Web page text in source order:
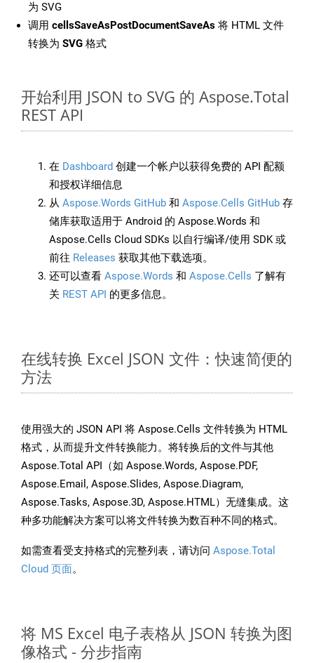
为 SVG
调用 cellsSaveAsPostDocumentSaveAs 将 HTML 文件
转换为 SVG 格式
开始利用 JSON to SVG 的 Aspose.Total
REST API
在 Dashboard 创建一个帐户以获得免费的 API 配额
和授权详细信息
从 Aspose.Words GitHub 和 Aspose.Cells GitHub 存
储库获取适用于 Android 的 Aspose.Words 和
Aspose.Cells Cloud SDKs 以自行编译/使用 SDK 或
前往 Releases 获取其他下载选项。
还可以查看 Aspose.Words 和 Aspose.Cells 了解有
关 REST API 的更多信息。
在线转换 Excel JSON 文件：快速简便的
方法
使用强大的 JSON API 将 Aspose.Cells 文件转换为 HTML
格式，从而提升文件转换能力。将转换后的文件与其他
Aspose.Total API（如 Aspose.Words, Aspose.PDF,
Aspose.Email, Aspose.Slides, Aspose.Diagram,
Aspose.Tasks, Aspose.3D, Aspose.HTML）无缝集成。这
种多功能解决方案可以将文件转换为数百种不同的格式。
如需查看受支持格式的完整列表，请访问 Aspose.Total
Cloud 页面。
将 MS Excel 电子表格从 JSON 转换为图
像格式 - 分步指南